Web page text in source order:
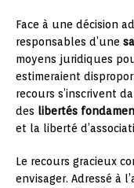
Face à une décision
responsables d’une
moyens juridiques
estimeraient
recours s’inscrivent
des libertés
et la liberté
Le recours gracieux
envisager. Adressé à